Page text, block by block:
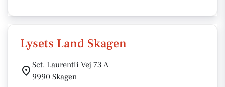
Lysets Land Skagen
Sct. Laurentii Vej 73 A
9990 Skagen